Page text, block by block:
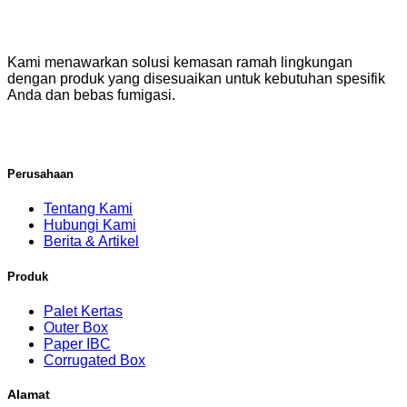
Kami menawarkan solusi kemasan ramah lingkungan
dengan produk yang disesuaikan untuk kebutuhan spesifik
Anda dan bebas fumigasi.
Perusahaan
Tentang Kami
Hubungi Kami
Berita & Artikel
Produk
Palet Kertas
Outer Box
Paper IBC
Corrugated Box
Alamat